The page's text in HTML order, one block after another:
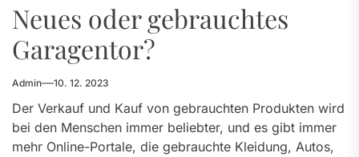
Neues oder gebrauchtes
Garagentor?
Admin 10. 12. 2023
Der Verkauf und Kauf von gebrauchten Produkten wird
bei den Menschen immer beliebter, und es gibt immer
mehr Online-Portale, die gebrauchte Kleidung, Autos,